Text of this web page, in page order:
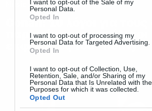
I want to opt-out of the Sale of my
Personal Data.
Opted In
I want to opt-out of processing my
Personal Data for Targeted Advertising.
Opted In
I want to opt-out of Collection, Use,
Retention, Sale, and/or Sharing of my
Personal Data that Is Unrelated with the
Purposes for which it was collected.
Opted Out
Conan: 10 λόγοι για τους
παραμένουν οι απόλυτοι
εκφραστές του “heavy”